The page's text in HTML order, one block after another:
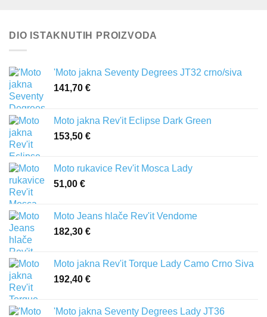
DIO ISTAKNUTIH PROIZVODA
'Moto jakna Seventy Degrees JT32 crno/siva
141,70 €
Moto jakna Rev'it Eclipse Dark Green
153,50 €
Moto rukavice Rev'it Mosca Lady
51,00 €
Moto Jeans hlače Rev'it Vendome
182,30 €
Moto jakna Rev'it Torque Lady Camo Crno Siva
192,40 €
'Moto jakna Seventy Degrees Lady JT36